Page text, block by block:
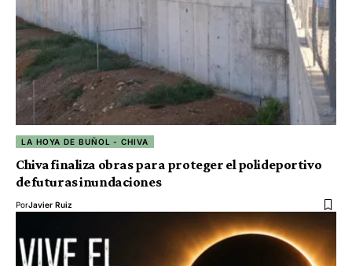
LA HOYA DE BUÑOL - CHIVA
Chiva finaliza obras para proteger el polideportivo
de futuras inundaciones
PorJavier Ruiz